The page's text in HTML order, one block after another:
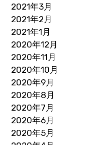
2021年3月
2021年2月
2021年1月
2020年12月
2020年11月
2020年10月
2020年9月
2020年8月
2020年7月
2020年6月
2020年5月